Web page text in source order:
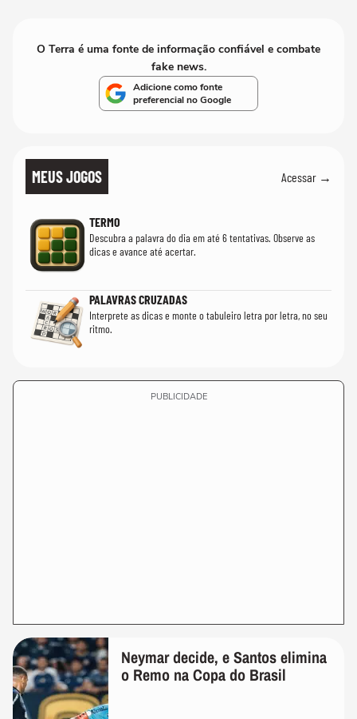
O Terra é uma fonte de informação confiável e combate
fake news.
Adicione como fonte
preferencial no Google
MEUS JOGOS Acessar →
TERMO
Descubra a palavra do dia em até 6 tentativas. Observe as
dicas e avance até acertar.
PALAVRAS CRUZADAS
Interprete as dicas e monte o tabuleiro letra por letra, no seu
ritmo.
PUBLICIDADE
Neymar decide, e Santos elimina
o Remo na Copa do Brasil